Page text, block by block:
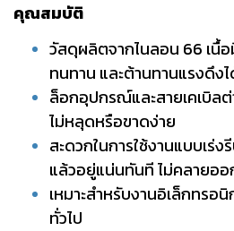
คุณสมบัติ
วัสดุผลิตจากไนลอน 66 เนื้
ทนทาน และต้านทานแรงดึง
ล็อกอุปกรณ์และสายเคเบิล
ไม่หลุดหรือขาดง่าย
สะดวกในการใช้งานแบบเ
แล้วอยู่แน่นทันที ไม่คลายออ
เหมาะสำหรับงานอิเล็กทรอ
ทั่วไป